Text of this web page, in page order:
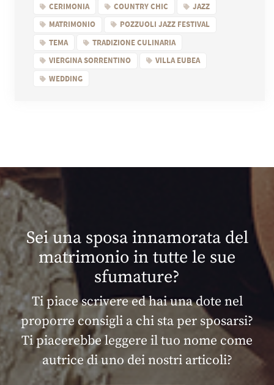
CERIMONIA COUNTRY CHIC
JAZZ
MATRIMONIO
POZZUOLI JAZZ FESTIVAL
TEMA
TRADIZIONE CULINARIA
VIERGINA SORRENTINO
VILLA EUBEA
WEDDING
Sei una sposa innamorata del
matrimonio in tutte le sue
sfumature?
Ti piace scrivere ed hai una dote nel
proporre consigli a chi sta per sposarsi?
Ti piacerebbe leggere il tuo nome come
autrice di uno dei nostri articoli?